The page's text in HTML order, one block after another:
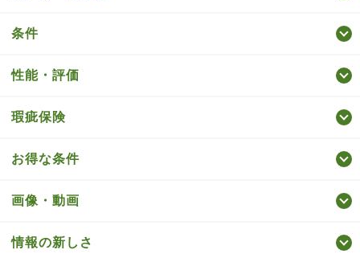
条件
性能・評価
瑕疵保険
お得な条件
画像・動画
情報の新しさ